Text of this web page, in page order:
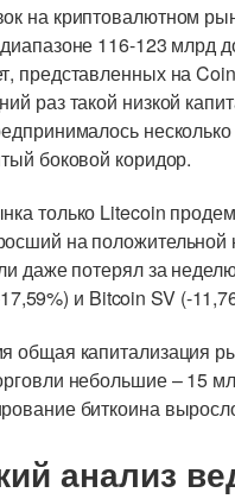
на криптовалютном
116-123 млрд
представленных на
раз такой низкой
боковой коридор.
только Litecoin
на положительной
даже потерял за
и Bitcoin SV (-
общая капитализация
небольшие – 15
биткоина
анализ